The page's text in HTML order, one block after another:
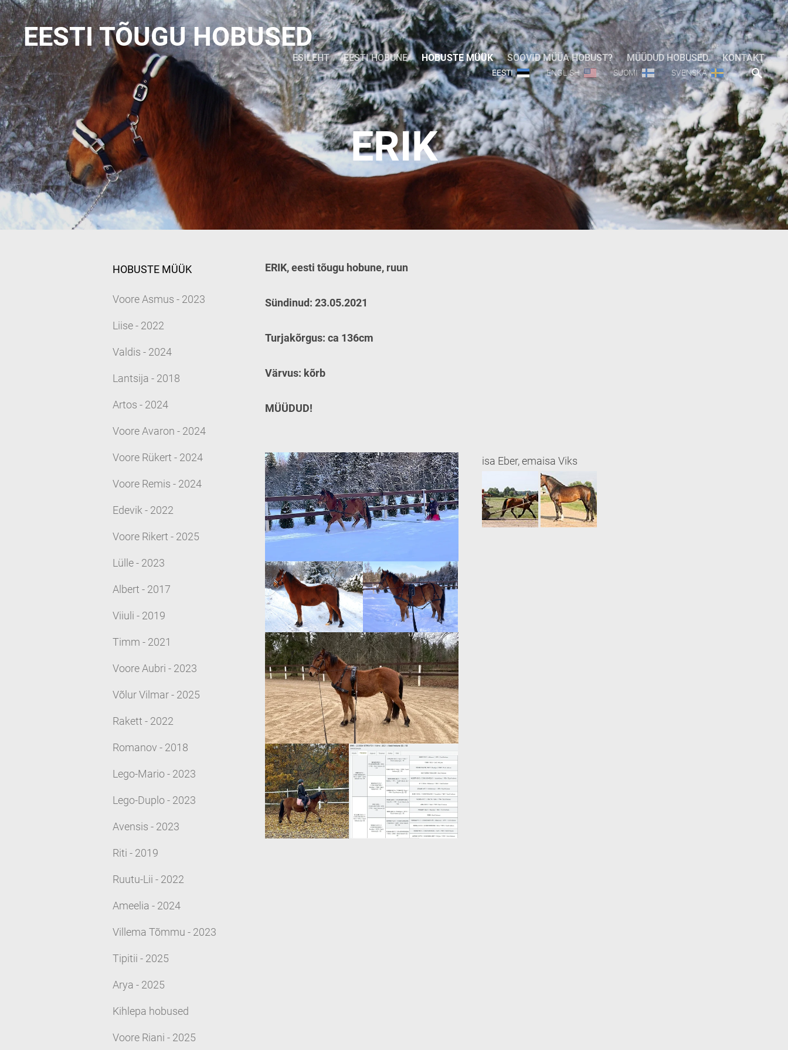
EESTI TÕUGU HOBUSED
ESILEHT EESTI HOBUNE HOBUSTE MÜÜK SOOVID MÜÜA HOBUST? MÜÜDUD HOBUSED KONTAKT
EESTI ENGLISH SUOMI SVENSKA
ERIK
HOBUSTE MÜÜK
Voore Asmus - 2023
Liise - 2022
Valdis - 2024
Lantsija - 2018
Artos - 2024
Voore Avaron - 2024
Voore Rükert - 2024
Voore Remis - 2024
Edevik - 2022
Voore Rikert - 2025
Lülle - 2023
Albert - 2017
Viiuli - 2019
Timm - 2021
Voore Aubri - 2023
Võlur Vilmar - 2025
Rakett - 2022
Romanov - 2018
Lego-Mario - 2023
Lego-Duplo - 2023
Avensis - 2023
Riti - 2019
Ruutu-Lii - 2022
Ameelia - 2024
Villema Tõmmu - 2023
Tipitii - 2025
Arya - 2025
Kihlepa hobused
Voore Riani - 2025
ERIK, eesti tõugu hobune, ruun
Sündinud: 23.05.2021
Turjakõrgus: ca 136cm
Värvus: kõrb
MÜÜDUD!
isa Eber, emaisa Viks